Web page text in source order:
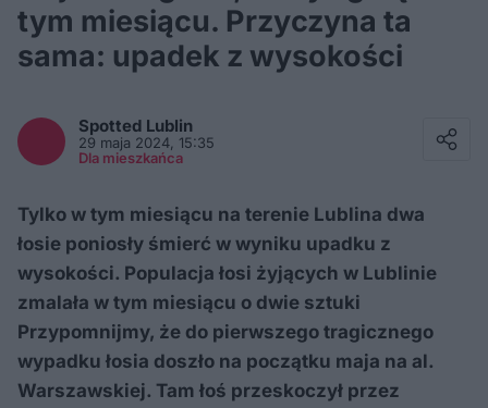
tym miesiącu. Przyczyna ta
sama: upadek z wysokości
Spotted Lublin
29 maja 2024, 15:35
Dla mieszkańca
Tylko w tym miesiącu na terenie Lublina dwa
łosie poniosły śmierć w wyniku upadku z
wysokości. Populacja łosi żyjących w Lublinie
zmalała w tym miesiącu o dwie sztuki
Przypomnijmy, że do pierwszego tragicznego
wypadku łosia doszło na początku maja na al.
Warszawskiej. Tam łoś przeskoczył przez